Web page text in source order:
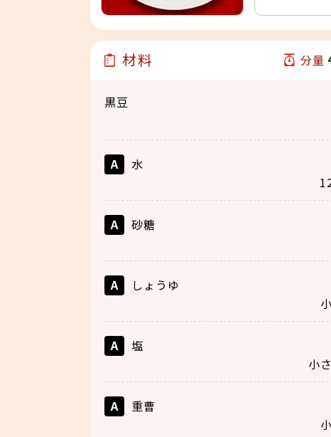
材料 分量
黒豆
A
水
A
砂糖
A
しょうゆ
A
塩
小
A
重曹